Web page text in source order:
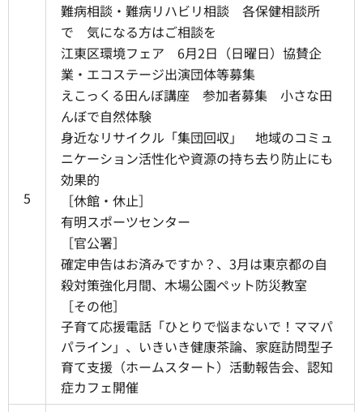
5
難病相談・難病リハビリ相談 各保健相談所
で 気になる方はご相談を
江東区環境フェア 6月2日（日曜日）協賛企
業・エコステージ出演団体等募集
えこっくる田んぼ講座 参加者募集 小さな田
んぼで自然体験
身近なリサイクル「集団回収」 地域のコミュ
ニケーション活性化や資源の持ち去り防止にも
効果的
［休館・休止］
有明スポーツセンター
［官公署］
確定申告はお済みですか？、3月は東京都の自
殺対策強化月間、木場公園ペット防災教室
［その他］
子育て応援電話「ひとりで悩まないで！ママパ
パライン」、いきいき健康茶論、家庭訪問型子
育て支援（ホームスタート）活動報告会、認知
症カフェ開催